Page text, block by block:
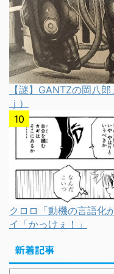
【謎】GANTZの岡八
ｊ）
クロロ「動機の言語
イ「かっけぇ！」
新着記事